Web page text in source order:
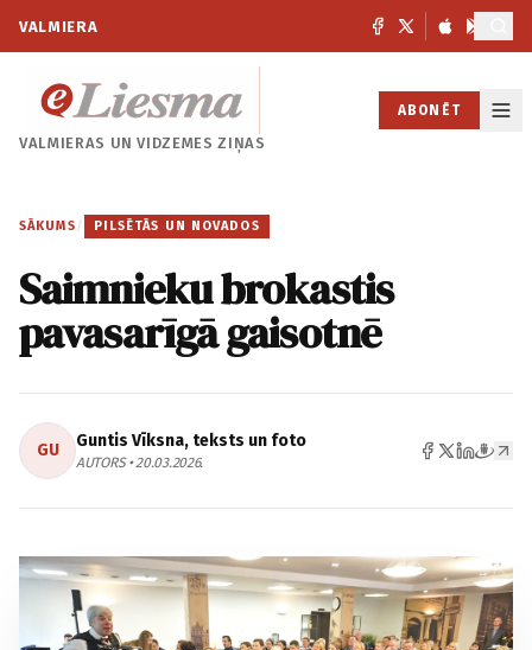
VALMIERA
VALMIERAS UNVIDZEMES ZIŅAS
ABONĒT
SĀKUMS / PILSĒTĀS UN NOVADOS
Saimnieku brokastis
pavasarīgā gaisotnē
GU Guntis Vīksna, teksts un foto
AUTORS • 20.03.2026.